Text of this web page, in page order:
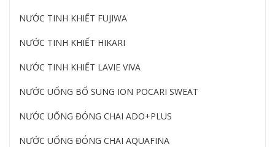
NƯỚC TINH KHIẾT FUJIWA
NƯỚC TINH KHIẾT HIKARI
NƯỚC TINH KHIẾT LAVIE VIVA
NƯỚC UỐNG BỔ SUNG ION POCARI SWEAT
NƯỚC UỐNG ĐÓNG CHAI ADO+PLUS
NƯỚC UỐNG ĐÓNG CHAI AQUAFINA